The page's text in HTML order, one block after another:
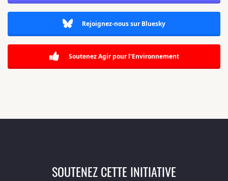
Rejoignez-nous sur Bluesky
Soutenez Agir pour l'Environnement
SOUTENEZ CETTE INITIATIVE